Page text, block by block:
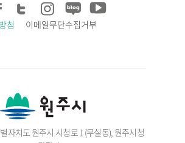
침
이메일무단수집거부
자치도 원주시 시청로 1 (무실동), 원주시청